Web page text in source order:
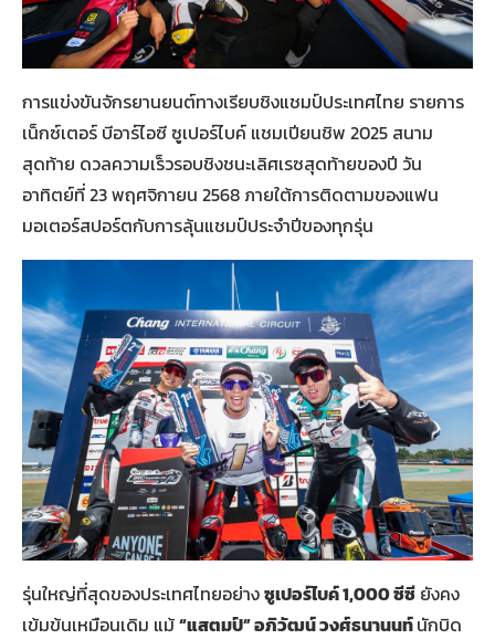
การแข่งขันจักรยานยนต์ทางเรียบชิงแชมป์ประเทศไทย รายการ
เน็กซ์เตอร์ บีอาร์ไอซี ซูเปอร์ไบค์ แชมเปียนชิพ 2025 สนาม
สุดท้าย ดวลความเร็วรอบชิงชนะเลิศเรซสุดท้ายของปี วัน
อาทิตย์ที่ 23 พฤศจิกายน 2568 ภายใต้การติดตามของแฟน
มอเตอร์สปอร์ตกับการลุ้นแชมป์ประจำปีของทุกรุ่น
รุ่นใหญ่ที่สุดของประเทศไทยอย่างซูเปอร์ไบค์1,000ซีซี ยังคง
เข้มข้นเหมือนเดิม แม้“แสตมป์” อภิวัฒน์ วงศ์ธนานนท์นักบิด